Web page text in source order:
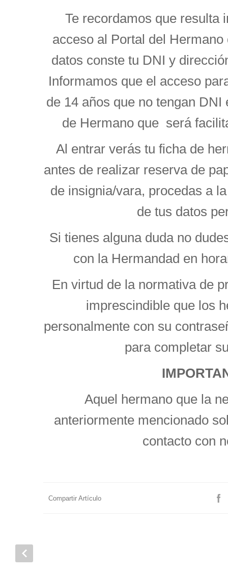
Te recordamos que resulta
acceso al Portal del
datos conste tu DNI y
Informamos que el acceso
de 14 años que no tengan
de Hermano que será
Al entrar verás tu ficha de
antes de realizar reserva de
de insignia/vara, procedas a
de tus datos
Si tienes alguna duda no
con la Hermandad en
En virtud de la normativa de
imprescindible que los
personalmente con su
para completar
Aquel hermano que la
anteriormente mencionado
contacto con
Compartir Artículo